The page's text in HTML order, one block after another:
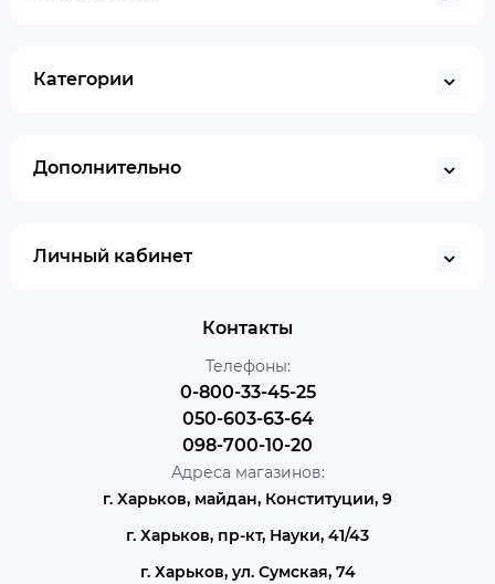
Категории
Дополнительно
Личный кабинет
Контакты
Телефоны:
0-800-33-45-25
050-603-63-64
098-700-10-20
Адреса магазинов:
г. Харьков, майдан, Конституции, 9
г. Харьков, пр-кт, Науки, 41/43
г. Харьков, ул. Сумская, 74